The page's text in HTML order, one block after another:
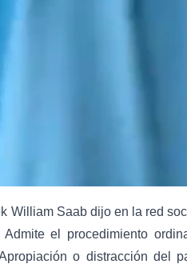
William Saab dijo en la red
Admite el procedimiento
o distracción del